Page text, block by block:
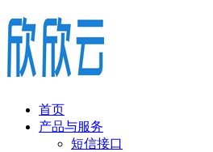
首页
产品与服务
短信接口